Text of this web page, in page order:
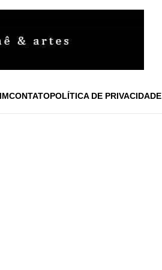
CONTATOPOLÍTICA DE PRIVACIDADE